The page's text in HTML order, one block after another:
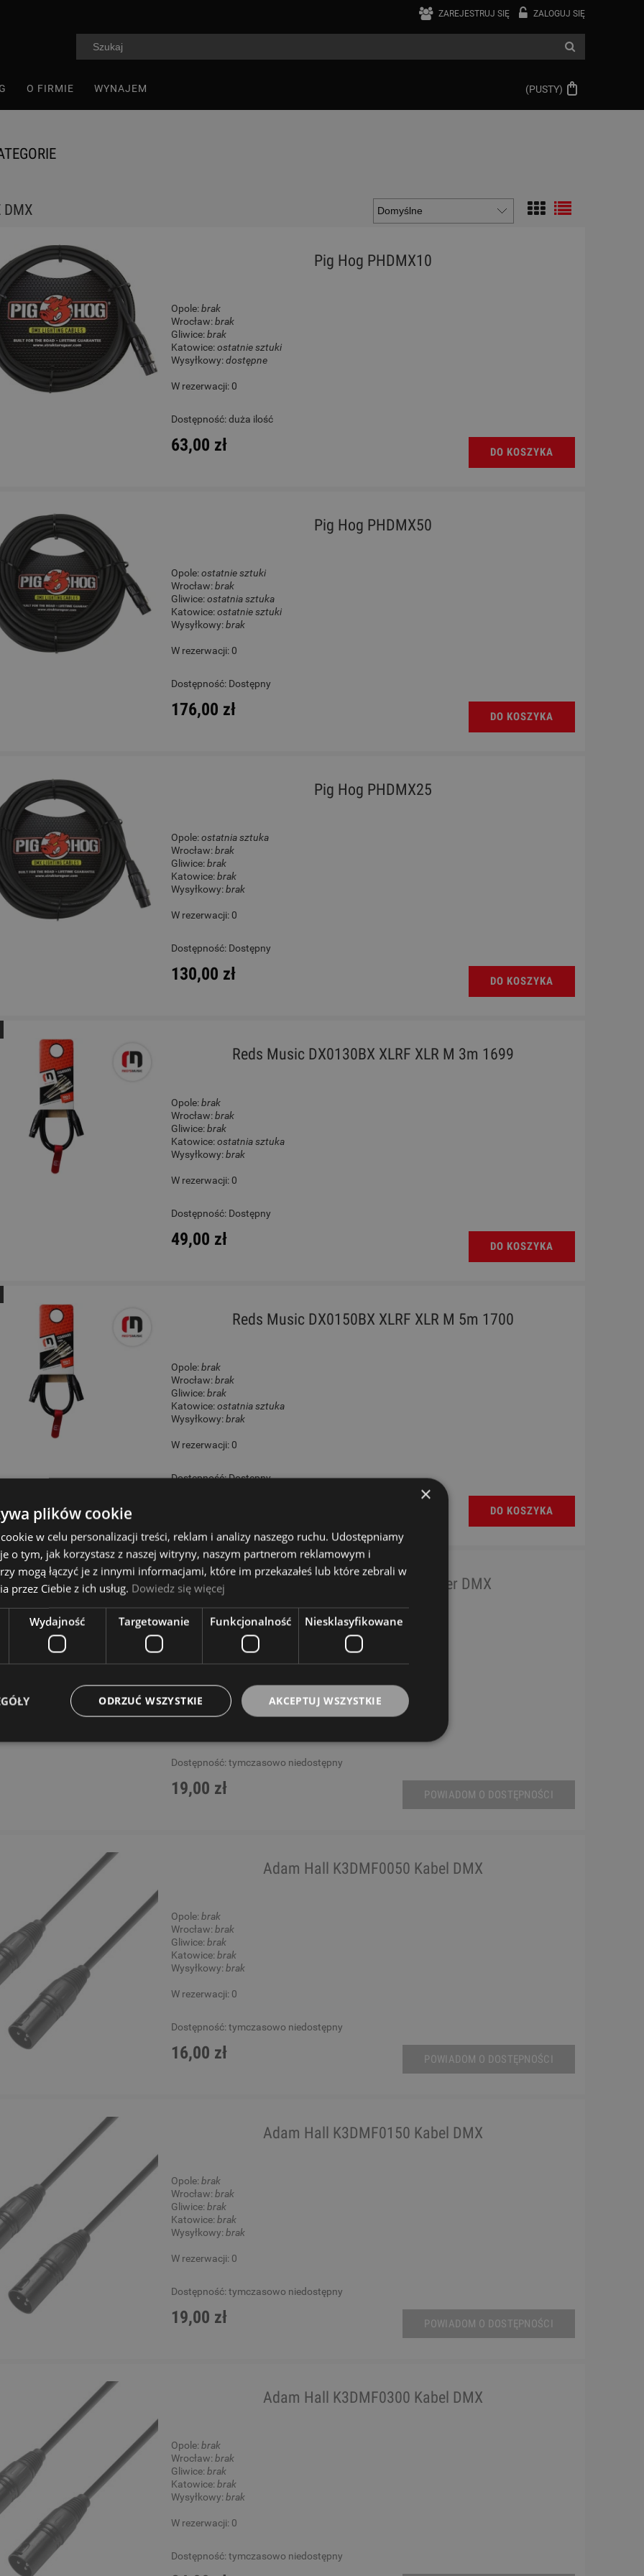
ZAREJESTRUJ SIĘ ZALOGUJ SIĘ
(PUSTY)
O FIRMIE WYNAJEM
DO KOSZYKA
Ukulele - Cordoba 21S
130,00 zł
DMX
Pig Hog PHDMX10
Opole:brak
Wrocław:brak
Gliwice:brak
Katowice:ostatnie sztuki
Wysyłkowy:dostępne
W rezerwacji: 0
Dostępność:duża ilość
63,00 zł DO KOSZYKA
Pig Hog PHDMX50
Opole:ostatnie sztuki
Wrocław:brak
Gliwice:ostatnia sztuka
Katowice:ostatnie sztuki
Wysyłkowy:brak
W rezerwacji: 0
Dostępność: Dostępny
176,00 zł DO KOSZYKA
Pig Hog PHDMX25
Opole:ostatnia sztuka
Wrocław:brak
Gliwice:brak
Katowice:brak
Wysyłkowy:brak
W rezerwacji: 0
Dostępność: Dostępny
130,00 zł DO KOSZYKA
Reds Music DX0130BX XLRF XLR M 3m 1699
Opole:brak
Wrocław:brak
Gliwice:brak
Katowice:ostatnia sztuka
Wysyłkowy:brak
W rezerwacji: 0
Dostępność: Dostępny
49,00 zł DO KOSZYKA
Reds Music DX0150BX XLRF XLR M 5m 1700
Opole:brak
Wrocław:brak
Gliwice:brak
Katowice:ostatnia sztuka
Wysyłkowy:brak
W rezerwacji: 0
Dostępność:Dostępny
DO KOSZYKA
Adam Hall K3DHM0020 Adapter DMX
Gliwice:brak
Wysyłkowy:brak
W rezerwacji: 0
Dostępność: tymczasowo niedostępny
19,00 zł POWIADOM O DOSTĘPNOŚCI
Adam Hall K3DMF0050 Kabel DMX
Opole:brak
Wrocław:brak
Gliwice:brak
Katowice:brak
Wysyłkowy:brak
W rezerwacji: 0
Dostępność: tymczasowo niedostępny
16,00 zł POWIADOM O DOSTĘPNOŚCI
Adam Hall K3DMF0150 Kabel DMX
Opole:brak
Wrocław:brak
Gliwice:brak
Katowice:brak
Wysyłkowy:brak
W rezerwacji: 0
Dostępność: tymczasowo niedostępny
19,00 zł POWIADOM O DOSTĘPNOŚCI
Adam Hall K3DMF0300 Kabel DMX
Opole:brak
Wrocław:brak
Gliwice:brak
Katowice:brak
Wysyłkowy:brak
W rezerwacji: 0
Dostępność: tymczasowo niedostępny
×
plików cookie
w celu personalizacji treści, reklam i analizy naszego ruchu. Udostępniamy
o tym, jak korzystasz z naszej witryny, naszym partnerom reklamowym i
mogą łączyć je z innymi informacjami, które im przekazałeś lub które zebrali w
przez Ciebie z ich usług. Dowiedz się więcej
Wydajność Targetowanie Funkcjonalność Niesklasyfikowane
AKCEPTUJ WSZYSTKIE
ODRZUĆ WSZYSTKIE